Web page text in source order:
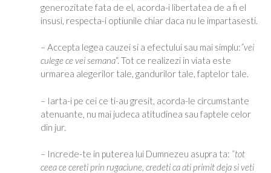
generozitate fata de el, acorda-i libertatea de a fi el
insusi, respecta-i optiunile chiar daca nu le impartasesti.
– Accepta legea cauzei si a efectului sau mai simplu:”vei
culege ce vei semana“. Tot ce realizezi in viata este
urmarea alegerilor tale, gandurilor tale, faptelor tale.
– Iarta-i pe cei ce ti-au gresit, acorda-le circumstante
atenuante, nu mai judeca atitudinea sau faptele celor
din jur.
– Increde-te in puterea lui Dumnezeu asupra ta: “tot
ceea ce cereti prin rugaciune, credeti ca ati primit deja si veti